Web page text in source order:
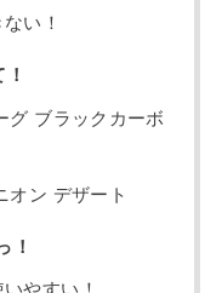
い！
グ ブラックカーボ
オン デザート
！